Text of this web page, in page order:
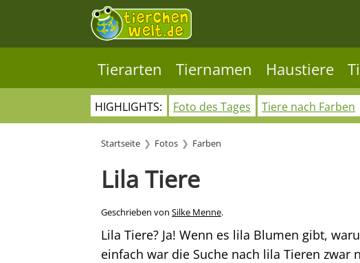
Tierarten Tiernamen Haustiere
HIGHLIGHTS: Foto des Tages Tiere nach Farben
Startseite Fotos Farben
Lila Tiere
Geschrieben von Silke Menne.
Lila Tiere? Ja! Wenn es lila Blumen gibt,
einfach war die Suche nach lila Tieren